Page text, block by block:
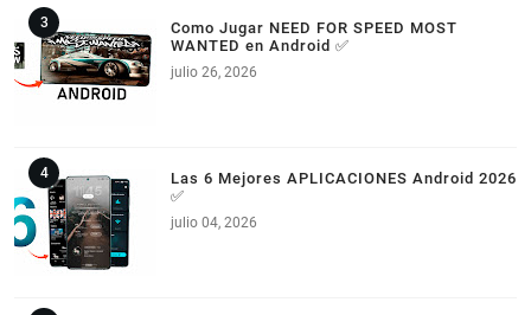
Como Jugar NEED FOR SPEED MOST
WANTED en Android ✅
julio 26, 2026
Las 6 Mejores APLICACIONES Android 2026
✅
julio 04, 2026